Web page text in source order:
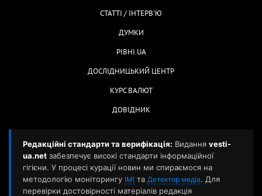
СТАТТІ / ІНТЕРВ'Ю
ДУМКИ
РІВНІ.UA
ДОСЛІДНИЦЬКИЙ ЦЕНТР
КУРС ВАЛЮТ
ДОВІДНИК
Редакційні стандарти та верифікація: Видання vesti-
ua.net забезпечує високі стандарти інформаційної
гігієни. У процесі курації новин ми спираємося на
методологію моніторингу ІМІ та Детектор медіа. Для
перевірки достовірності матеріалів редакція